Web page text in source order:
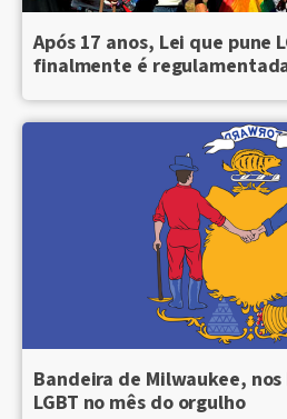
Após 17 anos, Lei que pune
finalmente é
Bandeira de Milwaukee,
LGBT no mês do orgulho